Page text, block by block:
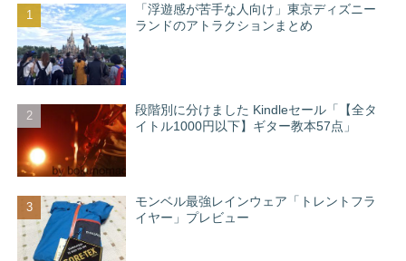
「浮遊感が苦手な人向け」東京ディズニー
ランドのアトラクションまとめ
段階別に分けました Kindleセール「【全タ
イトル1000円以下】ギター教本57点」
モンベル最強レインウェア「トレントフラ
イヤー」プレビュー